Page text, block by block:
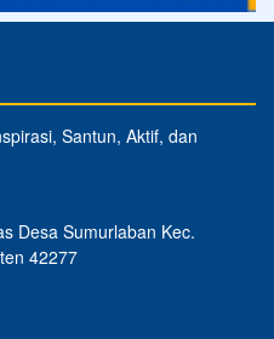
Santun, Aktif, dan
Desa Sumurlaban Kec.
42277